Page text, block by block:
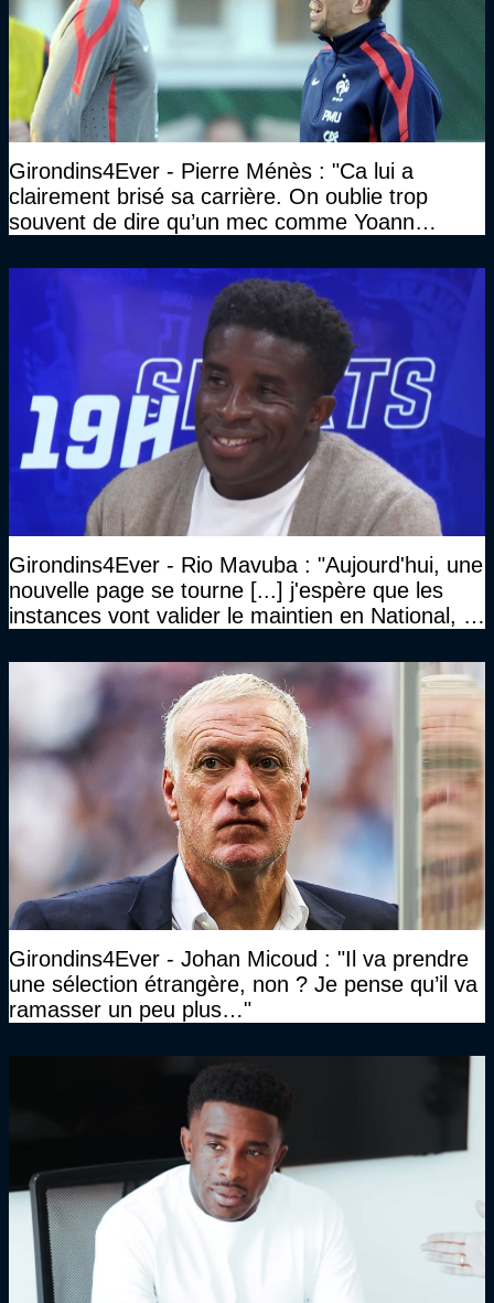
Girondins4Ever - Pierre Ménès : "Ca lui a
clairement brisé sa carrière. On oublie trop
souvent de dire qu’un mec comme Yoann
Girondins4Ever - Rio Mavuba : "Aujourd'hui, une
nouvelle page se tourne [...] j'espère que les
instances vont valider le maintien en National, et
haut niveau"
Girondins4Ever - Johan Micoud : "Il va prendre
une sélection étrangère, non ? Je pense qu’il va
ramasser un peu plus…"